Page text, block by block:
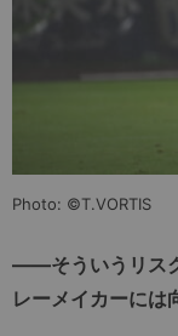
Photo: ©T.VORTIS
——そういうリス
レーメイカーには